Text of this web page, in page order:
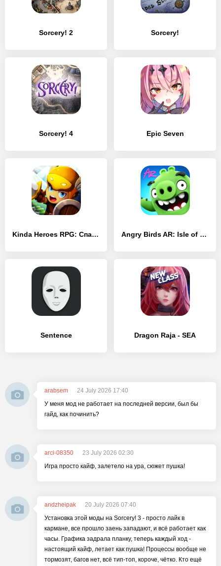
Sorcery! 2 Sorcery!
Sorcery! 4 Epic Seven
Kinda Heroes RPG: Спаси Принцессу! Angry Birds AR: Isle of Pigs
Sentence Dragon Raja - SEA
arabsem
24 July 2026 17:40
У меня мод не работает на последней версии, был бы
гайд, как починить?
arci-08350
23 July 2026 02:30
Игра просто кайф, залетело на ура, сюжет пушка!
andzheipak
20 July 2026 07:40
Установка этой моды на Sorcery! 3 - просто лайк в
кармане, все прошло заень западают, и всё работает как
часы. Графика задрала планку, теперь каждый ход -
настоящий кайф, летает как пушка! Процессы вообще не
тормозят, багов нет, всё тип-топ, короче, чётко. Кто ещё